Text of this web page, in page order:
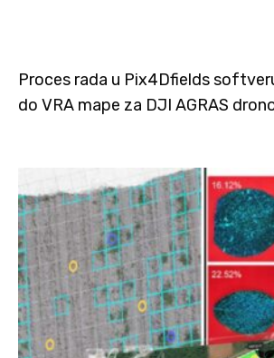
Proces rada u Pix4Dfields
do VRA mape za DJI AGRAS